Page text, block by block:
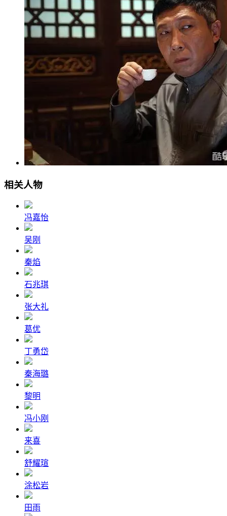
相关人物
冯嘉怡
吴刚
秦焰
石兆琪
张大礼
葛优
丁勇岱
秦海璐
黎明
冯小刚
来喜
舒耀瑄
涂松岩
田雨